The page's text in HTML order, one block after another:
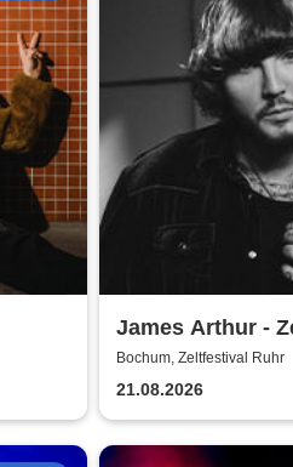
James Arthur -
Ruhr
Bochum, Zeltfestival Ruhr
21.08.2026